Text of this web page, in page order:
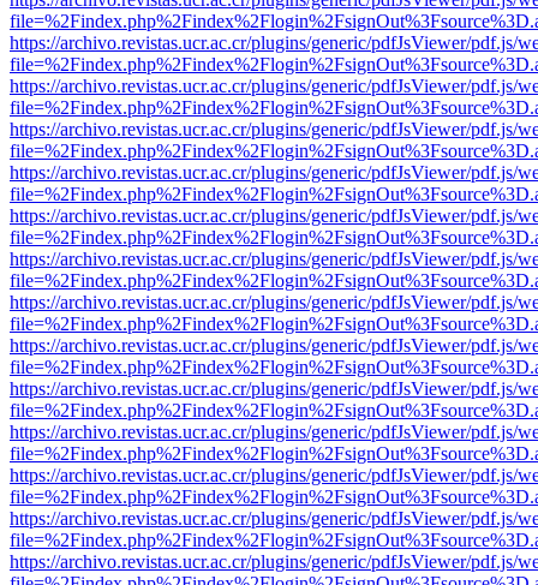
https://archivo.revistas.ucr.ac.cr/plugins/generic/pdfJsViewer/pdf.js/
https://archivo.revistas.ucr.ac.cr/plugins/generic/pdfJsViewer/pdf.js/
https://archivo.revistas.ucr.ac.cr/plugins/generic/pdfJsViewer/pdf.js/
https://archivo.revistas.ucr.ac.cr/plugins/generic/pdfJsViewer/pdf.js/
https://archivo.revistas.ucr.ac.cr/plugins/generic/pdfJsViewer/pdf.js/
https://archivo.revistas.ucr.ac.cr/plugins/generic/pdfJsViewer/pdf.js/
https://archivo.revistas.ucr.ac.cr/plugins/generic/pdfJsViewer/pdf.js/
https://archivo.revistas.ucr.ac.cr/plugins/generic/pdfJsViewer/pdf.js/
https://archivo.revistas.ucr.ac.cr/plugins/generic/pdfJsViewer/pdf.js/
https://archivo.revistas.ucr.ac.cr/plugins/generic/pdfJsViewer/pdf.js/
https://archivo.revistas.ucr.ac.cr/plugins/generic/pdfJsViewer/pdf.js/
https://archivo.revistas.ucr.ac.cr/plugins/generic/pdfJsViewer/pdf.js/
https://archivo.revistas.ucr.ac.cr/plugins/generic/pdfJsViewer/pdf.js/